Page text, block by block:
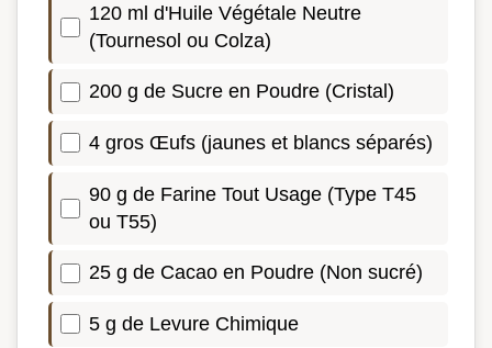
120 ml d'Huile Végétale Neutre
(Tournesol ou Colza)
200 g de Sucre en Poudre (Cristal)
4 gros Œufs (jaunes et blancs séparés)
90 g de Farine Tout Usage (Type T45
ou T55)
25 g de Cacao en Poudre (Non sucré)
5 g de Levure Chimique